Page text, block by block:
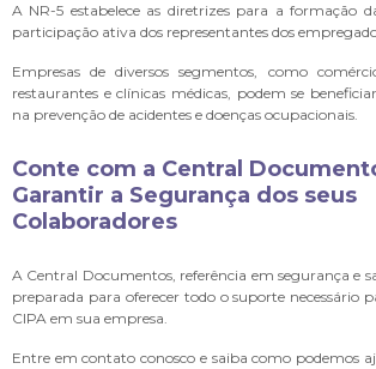
A NR-5 estabelece as diretrizes para a formação
participação ativa dos representantes dos
Empresas de diversos segmentos, como
restaurantes e clínicas médicas, podem se
na prevenção de acidentes e doenças ocupacionais.
Conte com a Central
Garantir a Segurança dos seus
Colaboradores
A Central Documentos, referência em segurança e
preparada para oferecer todo o suporte necessário
CIPA em sua empresa.
Entre em contato conosco e saiba como podemos